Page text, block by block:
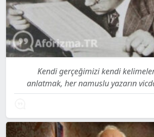
Kendi gerçeğimizi kendi
anlatmak, her namuslu yazarın